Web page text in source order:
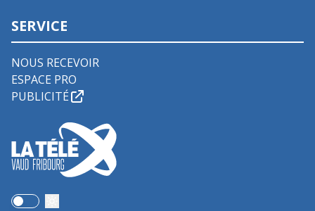
SERVICE
NOUS RECEVOIR
ESPACE PRO
PUBLICITÉ
Use setting